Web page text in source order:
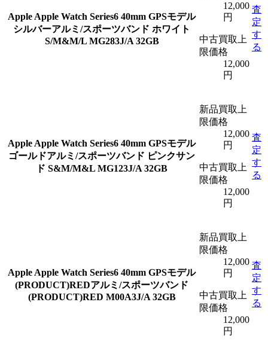
Apple Apple Watch Series6 40mm GPSモデル
シルバーアルミ/スポーツバンド ホワイト
S/M&M/L MG283J/A 32GB
12,000
円
中古買取上
限価格
12,000
円
査
定
す
る
Apple Apple Watch Series6 40mm GPSモデル
ゴールドアルミ/スポーツバンド ピンクサン
ド S&M/M&L MG123J/A 32GB
新品買取上
限価格
12,000
円
中古買取上
限価格
12,000
円
査
定
す
る
Apple Apple Watch Series6 40mm GPSモデル
(PRODUCT)REDアルミ/スポーツバンド
(PRODUCT)RED M00A3J/A 32GB
新品買取上
限価格
12,000
円
中古買取上
限価格
12,000
円
査
定
す
る